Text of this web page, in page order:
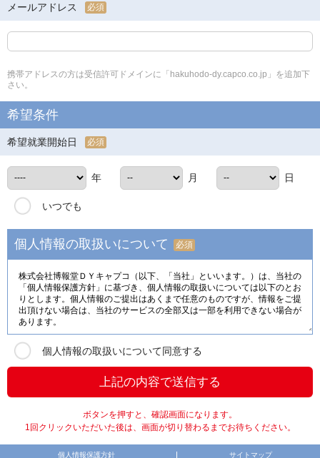
メールアドレス 必須
携帯アドレスの方は受信許可ドメインに「hakuhodo-dy.capco.co.jp」を追加下
さい。
希望条件
希望就業開始日 必須
年 月 日
いつでも
個人情報の取扱いについて 必須
個人情報の取扱いについて同意する
ボタンを押すと、確認画面になります。
1回クリックいただいた後は、画面が切り替わるまでお待ちください。
個人情報保護方針 サイトマップ